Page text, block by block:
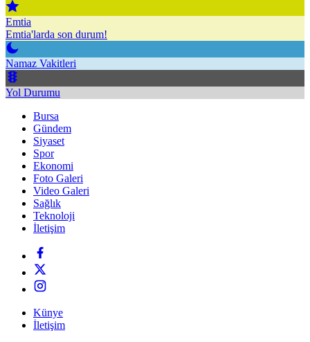
Emtia
Emtia'larda son durum!
Namaz Vakitleri
Yol Durumu
Bursa
Gündem
Siyaset
Spor
Ekonomi
Foto Galeri
Video Galeri
Sağlık
Teknoloji
İletişim
Künye
İletişim